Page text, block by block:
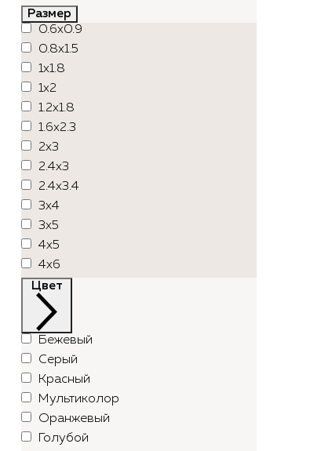
Размер
0.6x0.9
0.8x1.5
1x1.8
1x2
1.2x1.8
1.6x2.3
2x3
2.4x3
2.4x3.4
3x4
3x5
4x5
4x6
Цвет
Бежевый
Серый
Красный
Мультиколор
Оранжевый
Голубой